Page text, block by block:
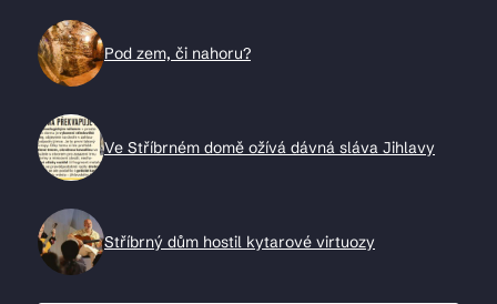
Pod zem, či nahoru?
Ve Stříbrném domě ožívá dávná sláva Jihlavy
Stříbrný dům hostil kytarové virtuozy